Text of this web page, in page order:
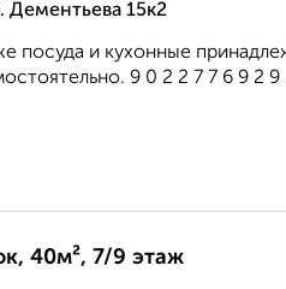
15к2
посуда и кухонные
9 0 2 2 7 7 6 9 2 9
40м², 7/9 этаж